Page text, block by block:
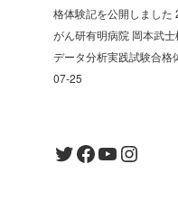
格体験記を公開しました
がん研有明病院 岡本武
データ分析実践試験合格
07-25
Twitter
Facebook
YouTube